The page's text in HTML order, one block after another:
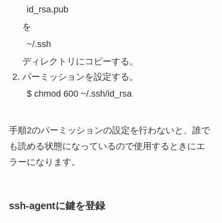
id_rsa.pub
を
~/.ssh
ディレクトリにコピーする。
パーミッションを設定する。
$ chmod 600 ~/.ssh/id_rsa
手順2のパーミッションの設定を行わないと、誰で
も読める状態になっているので使用するときにエ
ラーになります。
ssh-agentに鍵を登録